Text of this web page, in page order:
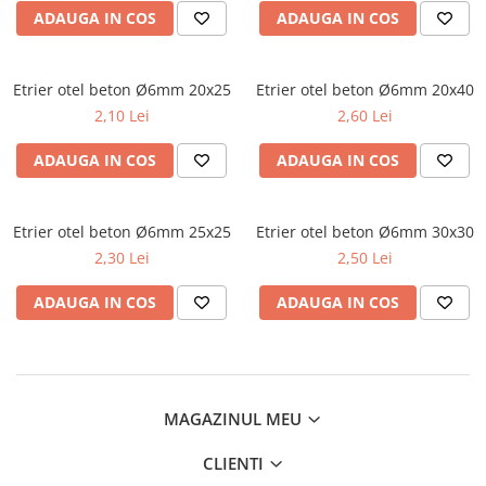
Adezivi placări
Împrejmuire
Plasă gard
Stâlpi și cleme
Sisteme cofraje
Vopsele spray
Sisteme de nivelare
Canciocuri și mistrii
Șpacluri și mixere
Scule zugrăvit
Trafaleți
Pensule
ADAUGA IN COS ADAUGA IN COS
Etrier otel beton Ø6mm 20x25
2,10 Lei
ADAUGA IN COS
Etrier otel beton Ø6mm 20x40
2,60 Lei
ADAUGA IN COS
Etrier otel beton Ø6mm 25x25
2,30 Lei
ADAUGA IN COS
Etrier otel beton Ø6mm 30x30
2,50 Lei
ADAUGA IN COS
MAGAZINUL MEU
CLIENTI